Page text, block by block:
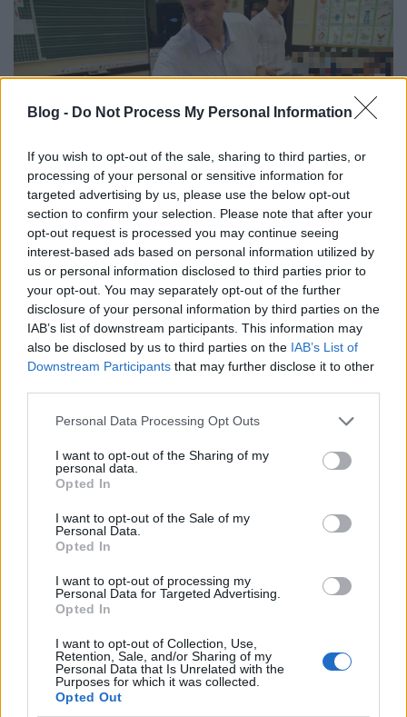
Blog - Do Not Process My Personal Information
If you wish to opt-out of the sale, sharing to third parties, or
processing of your personal or sensitive information for
targeted advertising by us, please use the below opt-out
section to confirm your selection. Please note that after your
opt-out request is processed you may continue seeing
interest-based ads based on personal information utilized by
us or personal information disclosed to third parties prior to
your opt-out. You may separately opt-out of the further
disclosure of your personal information by third parties on the
IAB’s list of downstream participants. This information may
also be disclosed by us to third parties on the IAB’s List of
Downstream Participants that may further disclose it to other
Please note that this website/app uses one or more Google
not limited to your visit or usage behaviour. You may click to
grant or deny consent to Google and its third-party tags to
use your data for below specified purposes in below Google
consent section.
Personal Data Processing Opt Outs
I want to opt-out of the Sharing of my
personal data.
Opted In
I want to opt-out of the Sale of my
Personal Data.
Opted In
I want to opt-out of processing my
Personal Data for Targeted Advertising.
Opted In
I want to opt-out of Collection, Use,
Retention, Sale, and/or Sharing of my
Personal Data that Is Unrelated with the
Purposes for which it was collected.
Opted Out
Ezt tedd, ha a gyerekedet
kampánydíszletnek használják!
Kaputa Júlia 2019. szeptember 18.
Az utóbbi időben nap mint nap olvashatunk arról,
hogy politikusok kampánycélokra használnak fel
iskolás, óvodás vagy akár bölcsődés gyerekeket.
megszeppent gyerekeknek, de az is megesik, hogy a
polgármester mozgássérült gyerekkel kampányol.
Teszik…